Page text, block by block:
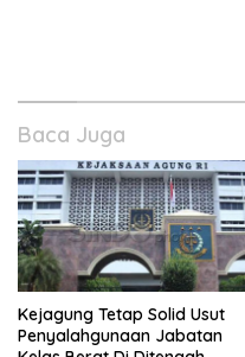
Baca Juga
Kejagung Tetap Solid Usut
Penyalahgunaan Jabatan